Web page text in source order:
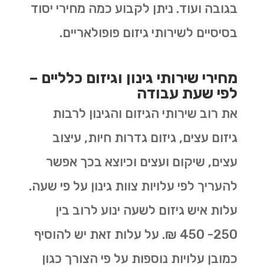
בגובה ועוד. ניתן לקבוע כמה מחירי יסוד
בסיסיים לשירותי גיזום פופולאריים.
מחירי שירותי גינון וגיזום כלליים –
לפי שעת עבודה
את רוב שירותי הגיזום והגינון לרבות
גיזום עצים, גיזום גדרות חיות, עיצוב
עצים, שיקום ועצים וכיוצא בכך אפשר
להעריך לפי עלויות צוות גינון על פי שעה.
עלות איש גיזום לשעה ינוע לרוב בין
250- 450 ₪. על עלות זאת יש להוסיף
כמובן עלויות נוספות על פי הצורך כגון